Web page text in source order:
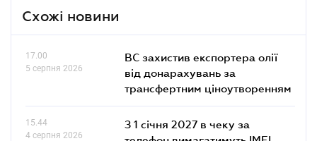
Схожі новини
17.00
5 серпня 2026
ВС захистив експортера олії
від донарахувань за
трансфертним ціноутворенням
15.44
4 серпня 2026
З 1 січня 2027 в чеку за